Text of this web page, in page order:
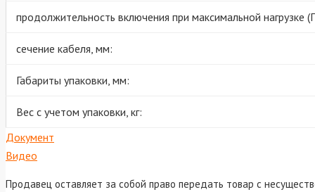
продолжительность включения при максимальной нагрузке
сечение кабеля, мм:
Габариты упаковки, мм:
Вес с учетом упаковки, кг:
Документ
Видео
Продавец оставляет за собой право передать товар с